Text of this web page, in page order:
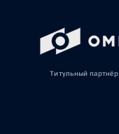
Титульный партнёр